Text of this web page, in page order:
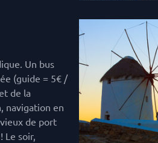
Un bus
(guide = 5€ /
de la
navigation en
de port
Le soir,